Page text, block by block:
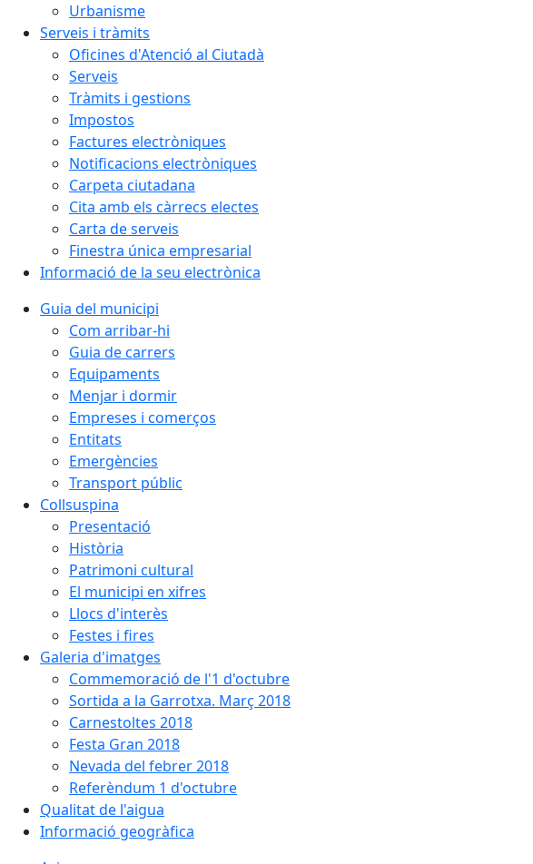
Urbanisme
Serveis i tràmits
Oficines d'Atenció al Ciutadà
Serveis
Tràmits i gestions
Impostos
Factures electròniques
Notificacions electròniques
Carpeta ciutadana
Cita amb els càrrecs electes
Carta de serveis
Finestra única empresarial
Informació de la seu electrònica
Guia del municipi
Com arribar-hi
Guia de carrers
Equipaments
Menjar i dormir
Empreses i comerços
Entitats
Emergències
Transport públic
Collsuspina
Presentació
Història
Patrimoni cultural
El municipi en xifres
Llocs d'interès
Festes i fires
Galeria d'imatges
Commemoració de l'1 d'octubre
Sortida a la Garrotxa. Març 2018
Carnestoltes 2018
Festa Gran 2018
Nevada del febrer 2018
Referèndum 1 d'octubre
Qualitat de l'aigua
Informació geogràfica